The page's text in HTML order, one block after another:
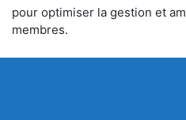
pour optimiser la gestion et
membres.